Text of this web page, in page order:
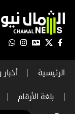
الرئيسية أخبار
بلغة الأرقام